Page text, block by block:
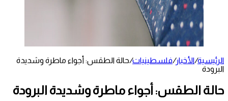
الرئيسية/الأخبار/فلسطينيات/حالة الطقس: أجواء ماطرة وشديدة
البرودة
حالة الطقس: أجواء ماطرة وشديدة البرودة